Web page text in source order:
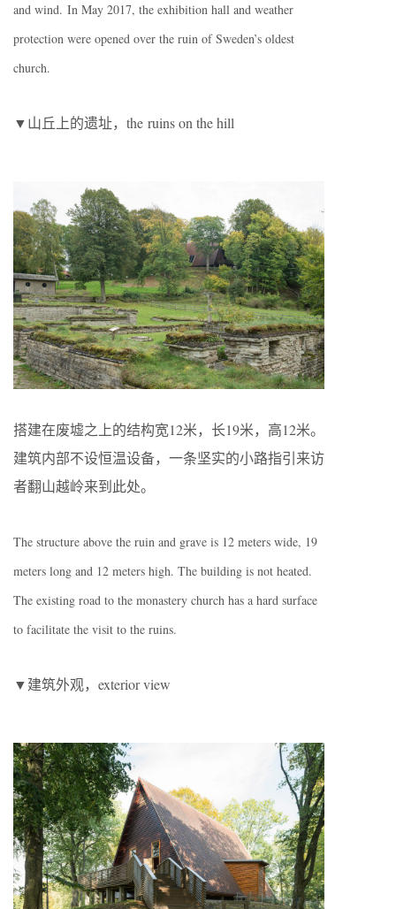
and wind. In May 2017, the exhibition hall and weather
protection were opened over the ruin of Sweden’s oldest
church.
▼山丘上的遗址，the ruins on the hill
搭建在废墟之上的结构宽12米，长19米，高12米。
建筑内部不设恒温设备，一条坚实的小路指引来访
者翻山越岭来到此处。
The structure above the ruin and grave is 12 meters wide, 19
meters long and 12 meters high. The building is not heated.
The existing road to the monastery church has a hard surface
to facilitate the visit to the ruins.
▼建筑外观，exterior view